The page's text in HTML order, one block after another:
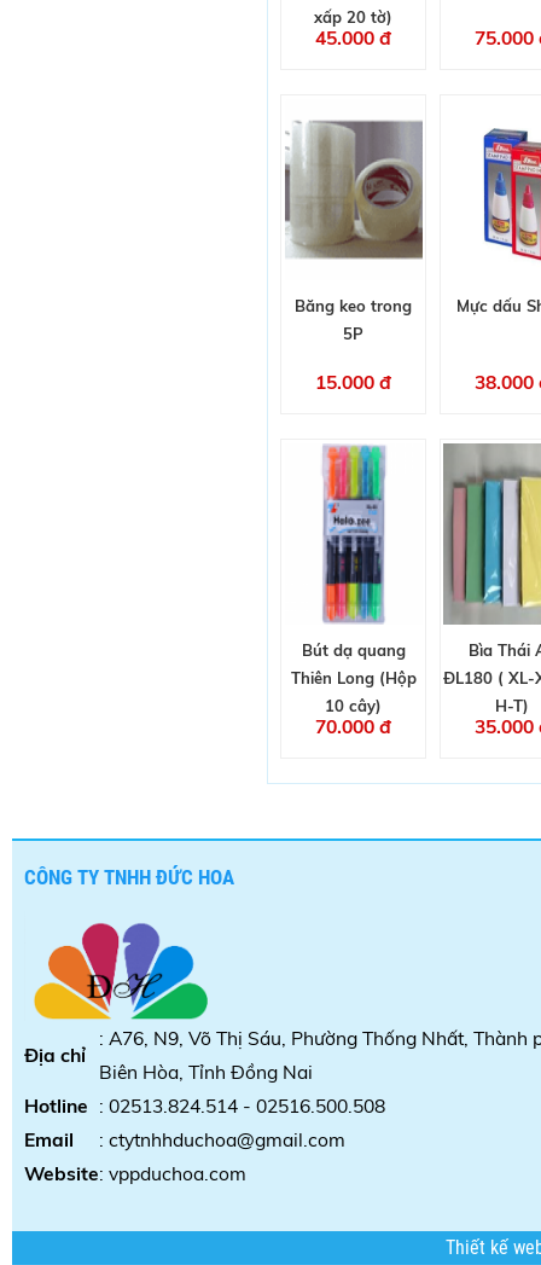
xấp 20 tờ)
45.000 đ 75.000
Băng keo trong
5P
15.000 đ
Mực dấu
38.000
Bút dạ quang
Thiên Long (Hộp
10 cây)
70.000 đ
Bìa Thái
ĐL180 ( XL-
H-T)
35.000
CÔNG TY TNHH ĐỨC HOA
Địa chỉ
: A76, N9, Võ Thị Sáu, Phường Thống Nhất, Thành
Biên Hòa, Tỉnh Đồng Nai
Hotline : 02513.824.514 - 02516.500.508
Email
: ctytnhhduchoa@gmail.com
Website: vppduchoa.com
Thiết kế